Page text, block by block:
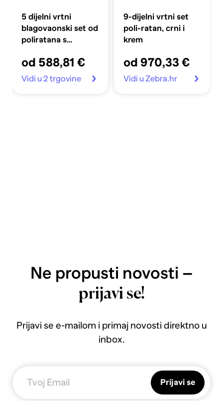
5 dijelni vrtni
blagovaonski set od
poliratana s
dužina stola 80 cm
Okrugla noga 4
od 588,81 €
Vidi u 2 trgovine
9-dijelni vrtni set
poli-ratan, crni i
krem
od 970,33 €
Vidi u Zebra.hr
Ne propusti novosti –
prijavi se!
Prijavi se e-mailom i primaj novosti direktno u
inbox.
Prijavi se